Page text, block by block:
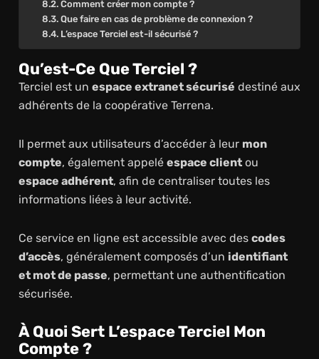
Comment créer mon compte ?
Que faire en cas de problème de connexion ?
L’espace Terciel est-il sécurisé ?
Qu’est-Ce Que Terciel ?
Terciel est un espace extranet sécurisé destiné aux
adhérents de la coopérative Terrena.
Il permet aux utilisateurs d’accéder à leur mon
compte, également appelé espace clientou
espace adhérent, afin de centraliser toutes les
informations liées à leur activité.
Ce service en ligne est accessible avec des codes
d’accès, généralement composés d’un identifiant
et mot de passe, permettant une authentification
sécurisée.
À Quoi Sert L’espace Terciel Mon
Compte ?